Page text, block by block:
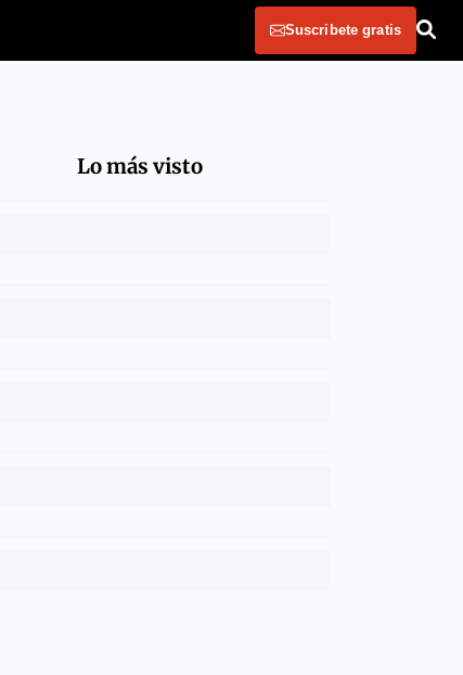
Suscribete gratis
Lo más visto